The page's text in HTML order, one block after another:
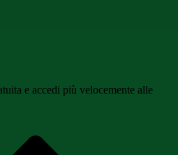
e accedi più velocemente alle